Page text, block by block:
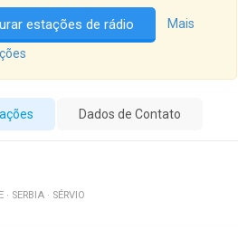
estações de rádio Mais
Dados de Contato
· SERBIA · SÉRVIO